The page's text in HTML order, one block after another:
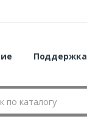
Поддержка